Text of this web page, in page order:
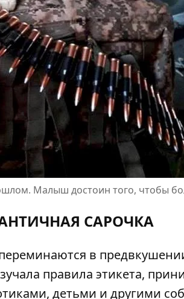
Малыш достоин того, чтобы
САРОЧКА
в
правила этикета,
детьми и другими